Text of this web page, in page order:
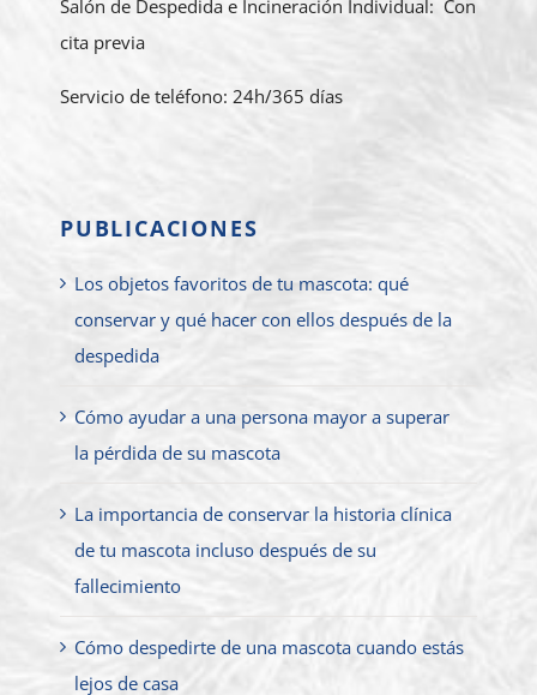
Salón de Despedida e Incineración Individual: Con
cita previa
Servicio de teléfono: 24h/365 días
PUBLICACIONES
Los objetos favoritos de tu mascota: qué
conservar y qué hacer con ellos después de la
despedida
Cómo ayudar a una persona mayor a superar
la pérdida de su mascota
La importancia de conservar la historia clínica
de tu mascota incluso después de su
fallecimiento
Cómo despedirte de una mascota cuando estás
lejos de casa